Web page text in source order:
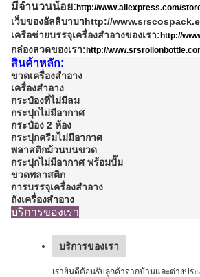
มีจํานวนน้อย: http://www.aliexpress.com/
เว็บของอัลลิบาบาhttp://
เครือข่ายบรรจุเครื่องสําอางของเรา: http://
กล่องลวดของเรา: http://
สินค้าหลัก:
ขวดเครื่องสําอาง
เครื่องสําอาง
กระป๋องที่ไม่มีลม
กระปุกไม่มีอากาศ
กระป๋อง 2 ห้อง
กระปุกครีมไม่มีอากาศ
พลาสติกม้วนบนขวด
กระปุกไม่มีอากาศ พร้อมปั๊ม
ขวดพลาสติก
การบรรจุเครื่องสําอาง
ถังเครื่องสําอาง
บริการของเรา
บริการของเรา
เรายินดีต้อนรับลูกค้าจากบ้านและต่างประ